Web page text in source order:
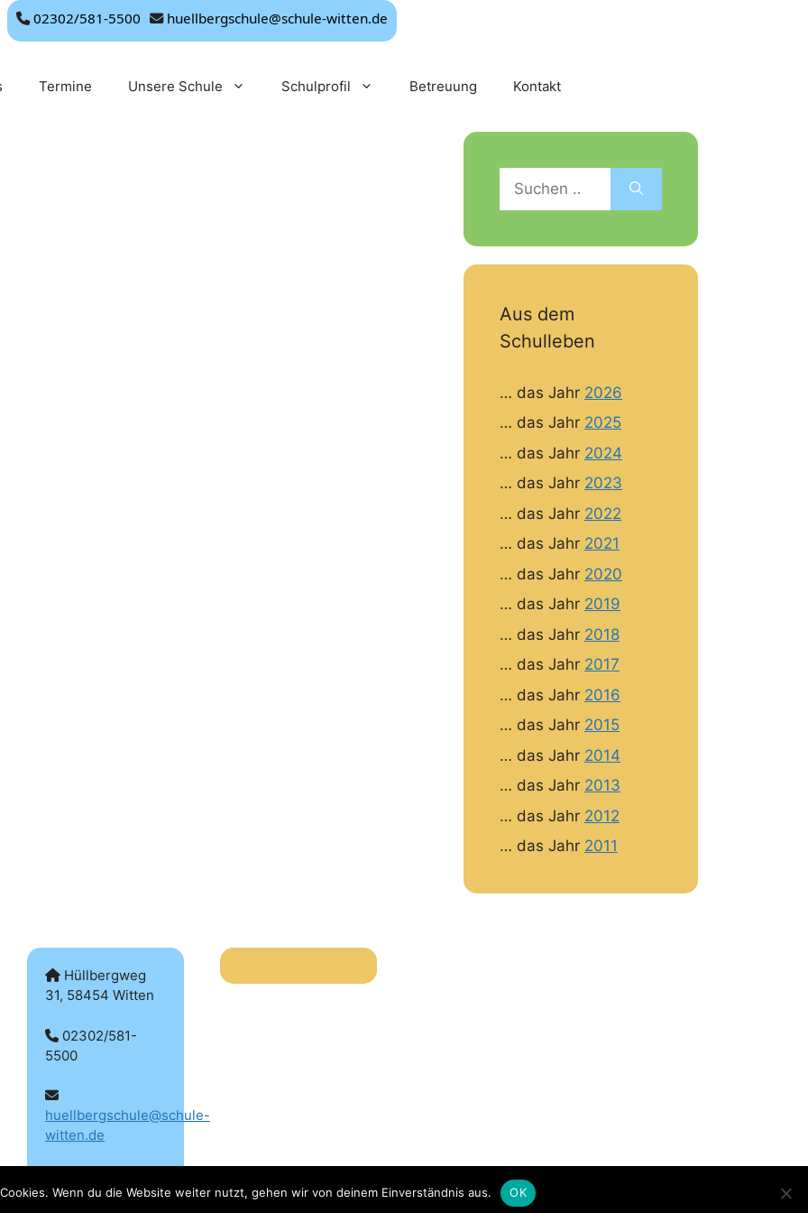
02302/581-5500 huellbergschule@schule-witten.de
Termine Unsere Schule Schulprofil Betreuung Kontakt
nach:
Aus dem
Schulleben
… das Jahr 2026
… das Jahr 2025
… das Jahr 2024
… das Jahr 2023
… das Jahr 2022
… das Jahr 2021
… das Jahr 2020
… das Jahr 2019
… das Jahr 2018
… das Jahr 2017
… das Jahr 2016
… das Jahr 2015
… das Jahr 2014
… das Jahr 2013
… das Jahr 2012
… das Jahr 2011
Hüllbergweg
31, 58454 Witten
02302/581-
5500
huellbergschule@schule-
witten.de
Wenn du die Website weiter nutzt, gehen wir von deinem Einverständnis aus. OK